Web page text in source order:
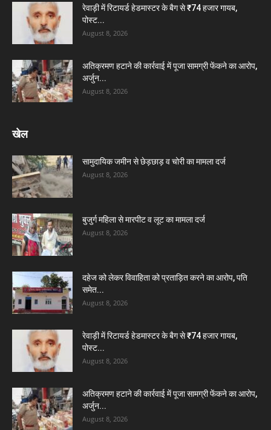
रेवाड़ी में रिटायर्ड हेडमास्टर के बैग से ₹74 हजार गायब,
पोस्ट...
August 8, 2026
अतिक्रमण हटाने की कार्रवाई में पूजा सामग्री फेंकने का आरोप,
अर्जुन...
August 8, 2026
खेल
सामुदायिक जमीन से छेड़छाड़ व चोरी का मामला दर्ज
August 8, 2026
बुजुर्ग महिला से मारपीट व लूट का मामला दर्ज
August 8, 2026
दहेज को लेकर विवाहिता को प्रताड़ित करने का आरोप, पति
समेत...
August 8, 2026
रेवाड़ी में रिटायर्ड हेडमास्टर के बैग से ₹74 हजार गायब,
पोस्ट...
August 8, 2026
अतिक्रमण हटाने की कार्रवाई में पूजा सामग्री फेंकने का आरोप,
अर्जुन...
August 8, 2026